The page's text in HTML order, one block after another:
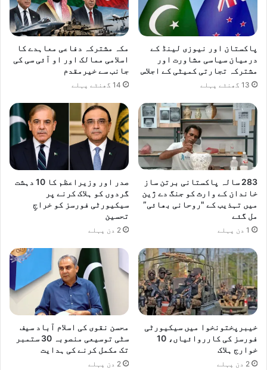
پاکستان اور نیوزی لینڈ کے
درمیان سیاسی مشاورت اور
مشترکہ تجارتی کمیٹی کے اجلاس
13 گھنٹے پہلے
مکہ مشترکہ دفاعی معاہدے کا
اسلامی ممالک اور او آئی سی کی
جانب سے خیرمقدم
14 گھنٹے پہلے
283 سالہ پاکستانی برتن ساز
خاندان کے وارث کو جنگ دے ژین
میں تہذیب کے "روحانی بھائی”
مل گئے
1 دن پہلے
صدر اور وزیراعظم کا 10 دہشت
گردوں کو ہلاک کرنے پر
سیکیورٹی فورسز کو خراجِ
تحسین
2 دن پہلے
خیبرپختونخوا میں سیکیورٹی
فورسز کی کارروائیاں، 10
خوارج ہلاک
2 دن پہلے
محسن نقوی کی اسلام آباد سیف
سٹی توسیعی منصوبہ 30 ستمبر
تک مکمل کرنے کی ہدایت
2 دن پہلے